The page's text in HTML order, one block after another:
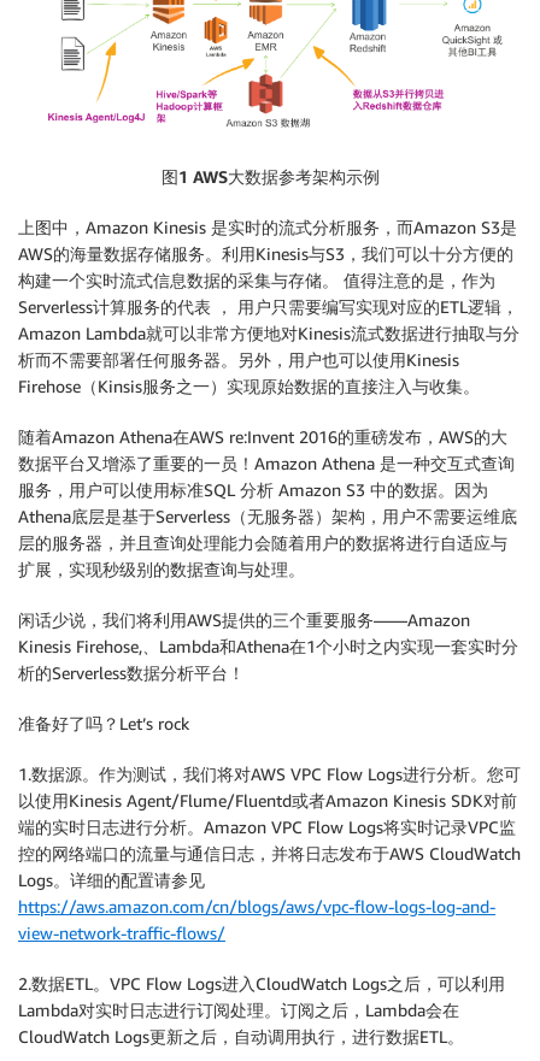
图1 AWS大数据参考架构示例
上图中，Amazon Kinesis 是实时的流式分析服务，而Amazon S3是
AWS的海量数据存储服务。利用Kinesis与S3，我们可以十分方便的
构建一个实时流式信息数据的采集与存储。 值得注意的是，作为
Serverless计算服务的代表 ， 用户只需要编写实现对应的ETL逻辑，
Amazon Lambda就可以非常方便地对Kinesis流式数据进行抽取与分
析而不需要部署任何服务器。另外，用户也可以使用Kinesis
Firehose（Kinsis服务之一）实现原始数据的直接注入与收集。
随着Amazon Athena在AWS re:Invent 2016的重磅发布，AWS的大
数据平台又增添了重要的一员！Amazon Athena 是一种交互式查询
服务，用户可以使用标准SQL 分析 Amazon S3 中的数据。因为
Athena底层是基于Serverless（无服务器）架构，用户不需要运维底
层的服务器，并且查询处理能力会随着用户的数据将进行自适应与
扩展，实现秒级别的数据查询与处理。
闲话少说，我们将利用AWS提供的三个重要服务——Amazon
Kinesis Firehose,、Lambda和Athena在1个小时之内实现一套实时分
析的Serverless数据分析平台！
准备好了吗？Let’s rock
1.数据源。作为测试，我们将对AWS VPC Flow Logs进行分析。您可
以使用Kinesis Agent/Flume/Fluentd或者Amazon Kinesis SDK对前
端的实时日志进行分析。Amazon VPC Flow Logs将实时记录VPC监
控的网络端口的流量与通信日志，并将日志发布于AWS CloudWatch
Logs。详细的配置请参见
https://aws.amazon.com/cn/blogs/aws/vpc-flow-logs-log-and-
view-network-traffic-flows/
2.数据ETL。VPC Flow Logs进入CloudWatch Logs之后，可以利用
Lambda对实时日志进行订阅处理。订阅之后，Lambda会在
CloudWatch Logs更新之后，自动调用执行，进行数据ETL。